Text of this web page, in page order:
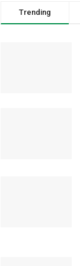
Trending